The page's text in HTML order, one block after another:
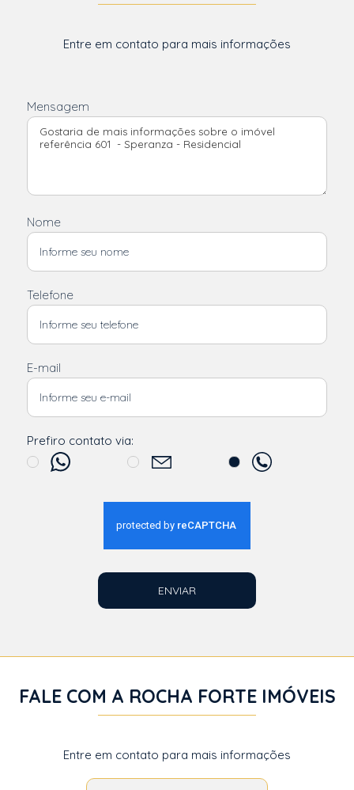
Entre em contato para mais informações
Mensagem
Nome
Telefone
E-mail
Prefiro contato via:
ENVIAR
FALE COM A ROCHA FORTE IMÓVEIS
Entre em contato para mais informações